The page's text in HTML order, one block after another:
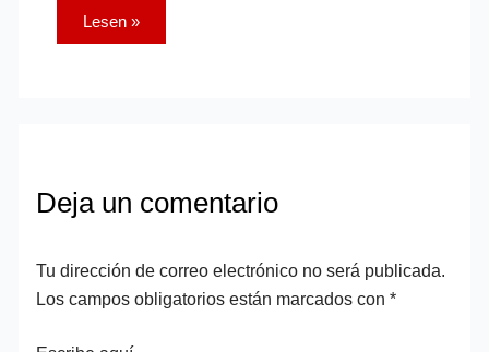
Lesen »
Deja un comentario
Tu dirección de correo electrónico no será publicada.
Los campos obligatorios están marcados con*